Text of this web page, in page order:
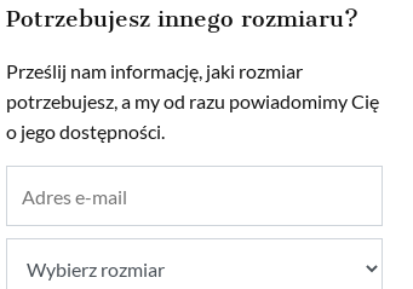
Potrzebujesz innego rozmiaru?
Prześlij nam informację, jaki rozmiar
potrzebujesz, a my od razu powiadomimy Cię
o jego dostępności.